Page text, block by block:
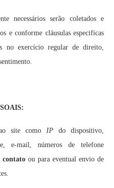
necessários serão coletados e
e conforme cláusulas especificas
no exercício regular de direito,
ao site comoIP do dispositivo,
e-mail, números de telefone
contato ou para eventual envio de